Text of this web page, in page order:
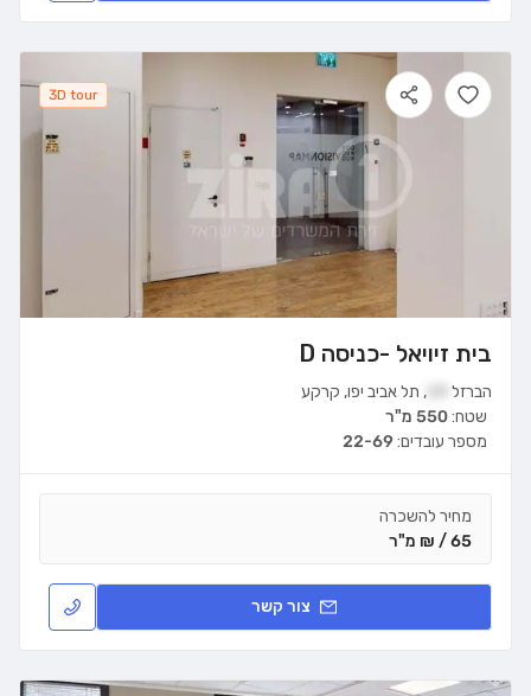
3D tour
בית זיויאל -כניסה D
הברזל , תל אביב יפו, קרקע
שטח:550 מ"ר
מספר עובדים:22-69
מחיר להשכרה
65 / ₪ מ"ר
צור קשר